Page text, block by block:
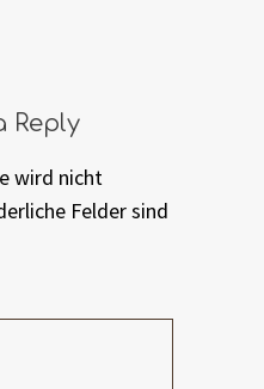
Reply
wird nicht
Felder sind